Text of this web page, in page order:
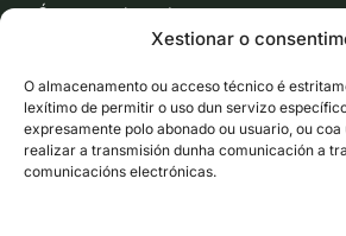
Xestionar o
O almacenamento ou acceso técnico é
lexítimo de permitir o uso dun servizo
expresamente polo abonado ou usuario, ou
realizar a transmisión dunha comunicación a
comunicacións electrónicas.
Órganos de goberno
Acceso a videoactas
xunta de goberno local
Imaxe corporativa
CARBALLO AO DÍA